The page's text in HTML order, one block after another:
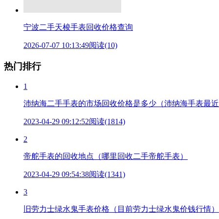
宁波二手天梭手表回收价格查询
2026-07-07 10:13:49阅读(10)
热门排行
1
沛纳海二手手表的市场回收价格是多少（沛纳海手表最近
2023-04-29 09:12:52阅读(1814)
2
帝舵手表的回收地点（哪里回收二手帝舵手表）
2023-04-29 09:54:38阅读(1341)
3
旧劳力士绿水鬼手表价格（目前劳力士绿水鬼价钱行情）